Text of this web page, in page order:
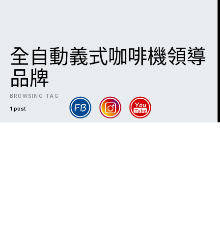
全自動義式咖啡機領導
品牌
BROWSING TAG
1 post